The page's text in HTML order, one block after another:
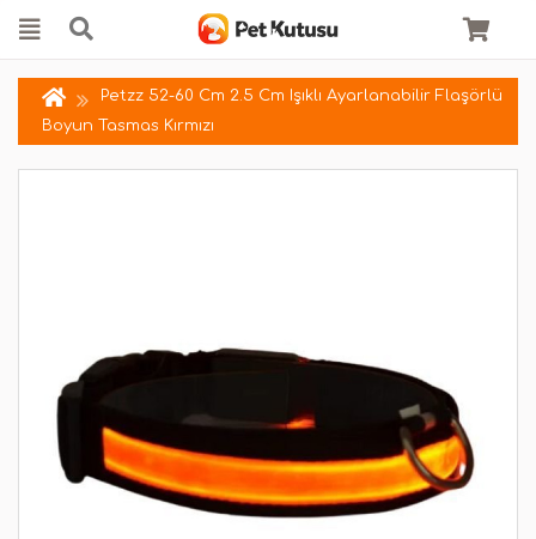
Petzz 52-60 Cm 2.5 Cm Işıklı Ayarlanabilir Flaşörlü
Boyun Tasmas Kırmızı